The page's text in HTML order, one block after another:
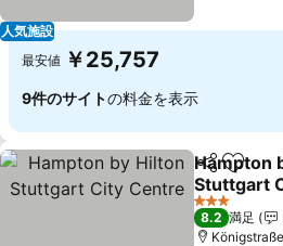
人気施設
最安値 ￥25,757
9件のサイトの料金を表示
シェアお気
Hampton
Stuttgart
料金を表示
3 ホテルのラン
8.2 満足